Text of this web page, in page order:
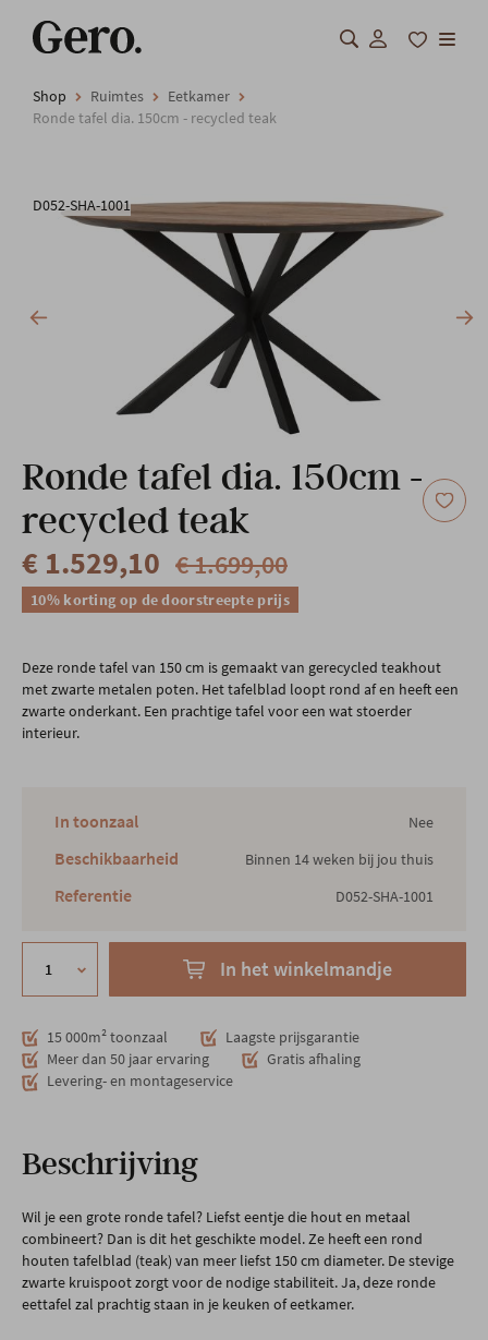
Shop
Inspiratie
Totaalinrichting
Shop Ruimtes
Eetkamer
Ronde tafel dia. 150cm - recycled teak
D052-SHA-1001
Ronde tafel dia. 150cm -
recycled teak
€ 1.529,10 € 1.699,00
10% korting op de doorstreepte prijs
Deze ronde tafel van 150 cm is gemaakt van gerecycled teakhout
met zwarte metalen poten. Het tafelblad loopt rond af en heeft een
zwarte onderkant. Een prachtige tafel voor een wat stoerder
interieur.
In toonzaal Nee
Beschikbaarheid Binnen 14 weken bij jou thuis
Referentie D052-SHA-1001
In het winkelmandje
15 000m² toonzaal
Laagste prijsgarantie
Meer dan 50 jaar ervaring
Gratis afhaling
Levering- en montageservice
Beschrijving
Wil je een grote ronde tafel? Liefst eentje die hout en metaal
combineert? Dan is dit het geschikte model. Ze heeft een rond
houten tafelblad (teak) van meer liefst 150 cm diameter. De stevige
zwarte kruispoot zorgt voor de nodige stabiliteit. Ja, deze ronde
eettafel zal prachtig staan in je keuken of eetkamer.